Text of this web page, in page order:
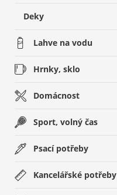
Deky
Lahve na vodu
Hrnky, sklo
Domácnost
Sport, volný čas
Psací potřeby
Kancelářské potřeby